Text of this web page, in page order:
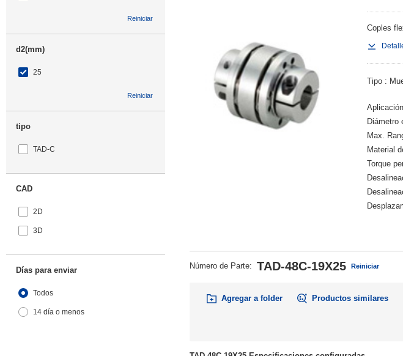
Reiniciar
d2(mm)
25
Reiniciar
tipo
TAD-C
CAD
2D
3D
Días para enviar
Todos
14 día o menos
Coples
Tipo
Aplicación
Diámetro
Max.
Material
Torque
Número de Parte: TAD-48C-19X25 Reiniciar
Agregar a folder Productos similares